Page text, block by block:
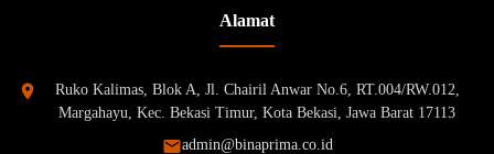
Alamat
Ruko Kalimas, Blok A, Jl. Chairil Anwar No.6, RT.004/RW.012,
Margahayu, Kec. Bekasi Timur, Kota Bekasi, Jawa Barat 17113
admin@binaprima.co.id